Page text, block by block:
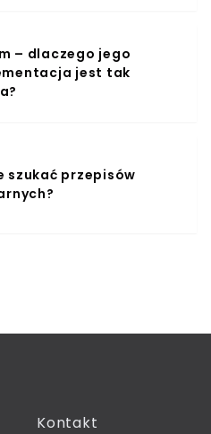
– dlaczego jego
jest tak
szukać przepisów
Kontakt